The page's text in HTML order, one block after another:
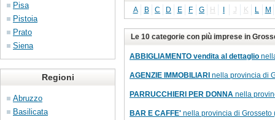
Pisa
Pistoia
Prato
Siena
Regioni
Abruzzo
Basilicata
A
B C D E F G H J K L M
Le 10 categorie con più imprese in
ABBIGLIAMENTO vendita al dettaglio
AGENZIE IMMOBILIARI nella provincia di
PARRUCCHIERI PER DONNA nella
BAR E CAFFE' nella provincia di Grosseto